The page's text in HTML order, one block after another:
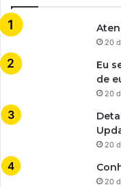
20
Eu
de
20
20
20